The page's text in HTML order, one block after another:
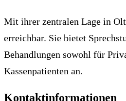
Mit ihrer zentralen Lage in
erreichbar. Sie bietet
Behandlungen sowohl für
Kassenpatienten an.
Kontaktinformationen